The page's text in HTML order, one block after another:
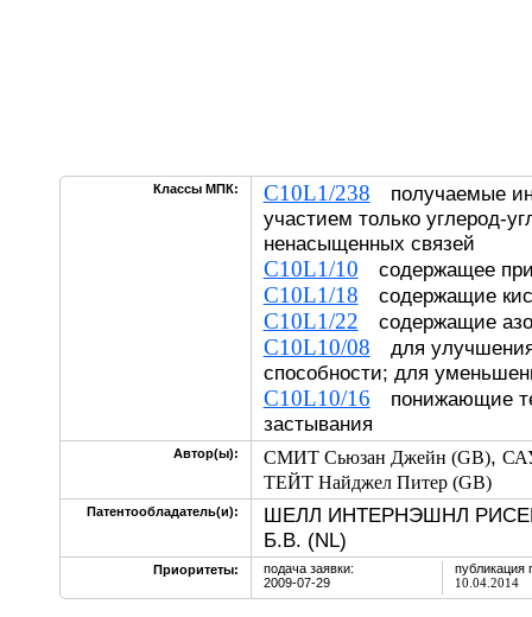
Классы МПК: C10L1/238 получаемые
участием только углерод-
ненасыщенных связей
C10L1/10 содержащее
C10L1/18 содержащие
C10L1/22 содержащие
C10L10/08 для
способности; для
C10L10/16 понижающие
застывания
Автор(ы): СМИТ Сьюзан Джейн (GB),
ТЕЙТ Найджел Питер (GB)
Патентообладатель(и):
ШЕЛЛ ИНТЕРНЭШНЛ
Б.В. (NL)
Приоритеты:
подача заявки:
2009-07-29
публикация
10.04.2014